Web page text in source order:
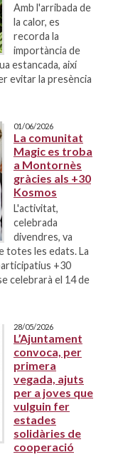
Amb l'arribada de
la calor, es
recorda la
importància de
estancada, així
evitar la presència
01/06/2026
La comunitat
Magic es troba
a Montornès
gràcies als +30
Kosmos
L'activitat,
celebrada
divendres, va
totes les edats. La
+30
celebrarà el 14 de
28/05/2026
L’Ajuntament
convoca, per
primera
vegada, ajuts
per a joves que
vulguin fer
estades
solidàries de
cooperació